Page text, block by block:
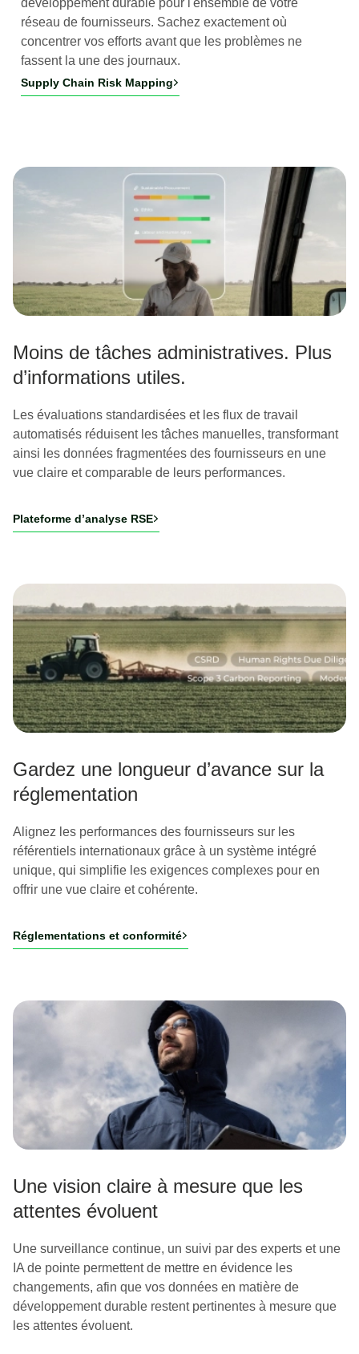
réseau de fournisseurs. Sachez exactement où
concentrer vos efforts avant que les problèmes ne
fassent la une des journaux.
Supply Chain Risk Mapping
Moins de tâches administratives. Plus
d’informations utiles.
Les évaluations standardisées et les flux de travail
automatisés réduisent les tâches manuelles, transformant
ainsi les données fragmentées des fournisseurs en une
vue claire et comparable de leurs performances.
Plateforme d’analyse RSE
Gardez une longueur d’avance sur la
réglementation
Alignez les performances des fournisseurs sur les
référentiels internationaux grâce à un système intégré
unique, qui simplifie les exigences complexes pour en
offrir une vue claire et cohérente.
Réglementations et conformité
Une vision claire à mesure que les
attentes évoluent
Une surveillance continue, un suivi par des experts et une
IA de pointe permettent de mettre en évidence les
changements, afin que vos données en matière de
développement durable restent pertinentes à mesure que
les attentes évoluent.